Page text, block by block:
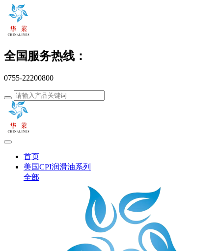
全国服务热线：
0755-22200800
首页
美国CPI润滑油系列
全部